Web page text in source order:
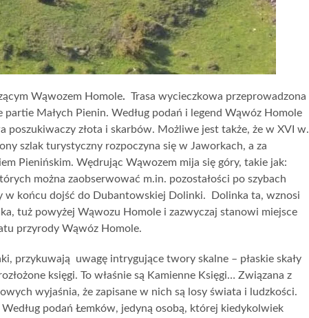
Wąwozem Homole. Trasa wycieczkowa przeprowadzona
Małych Pienin. Według podań i legend Wąwóz Homole
poszukiwaczy złota i skarbów. Możliwe jest także, że w XVI w.
szlak turystyczny rozpoczyna się w Jaworkach, a za
Pienińskim. Wędrując Wąwozem mija się góry, takie jak:
można zaobserwować m.in. pozostałości po szybach
w końcu dojść do Dubantowskiej Dolinki. Dolinka ta, wznosi
tuż powyżej Wąwozu Homole i zazwyczaj stanowi miejsce
przyrody Wąwóz Homole.
przykuwają uwagę intrygujące twory skalne – płaskie skały
księgi. To właśnie są Kamienne Księgi… Związana z
wyjaśnia, że zapisane w nich są losy świata i ludzkości.
podań Łemków, jedyną osobą, której kiedykolwiek